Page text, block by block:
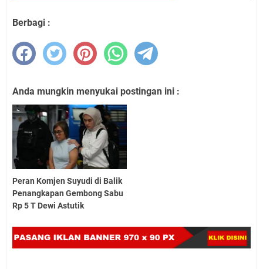
Berbagi :
Anda mungkin menyukai postingan ini :
Peran Komjen Suyudi di Balik
Penangkapan Gembong Sabu
Rp 5 T Dewi Astutik